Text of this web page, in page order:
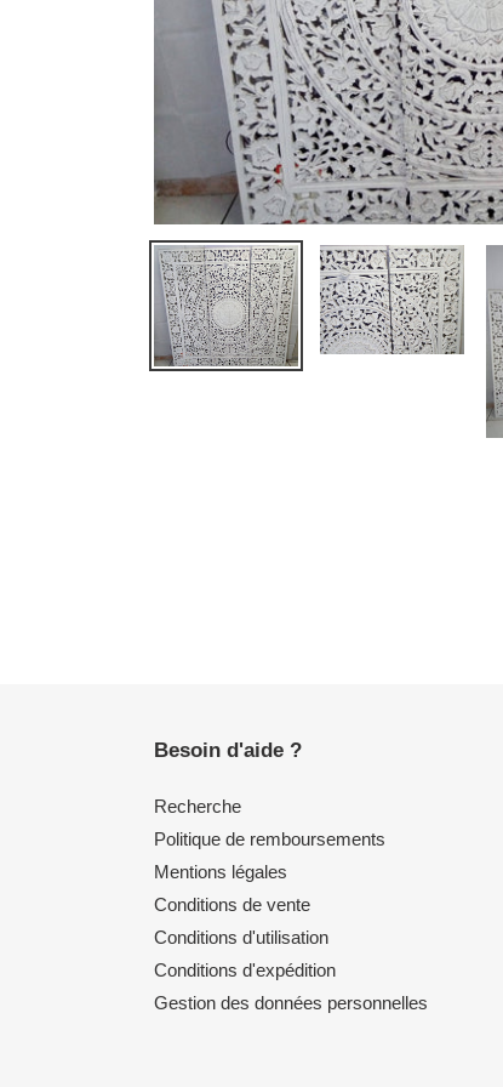
Besoin d'aide ?
Recherche
Politique de remboursements
Mentions légales
Conditions de vente
Conditions d'utilisation
Conditions d'expédition
Gestion des données personnelles